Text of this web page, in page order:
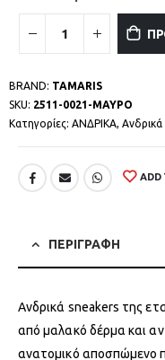
BRAND: TAMARIS
SKU: 2511-0021-ΜΑΥΡΟ
Κατηγορίες: ΑΝΔΡΙΚΑ,
ADD
ΠΕΡΙΓΡΑΦΗ
Ανδρικά sneakers της
από μαλακό δέρμα και
ανατομικό αποσπώμενο